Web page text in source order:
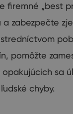
firemné „best
a zabezpečte
pomôžte
sa
chyby.